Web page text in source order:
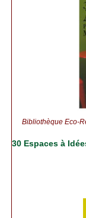
Bibliothèque Éco-
30 Espaces à